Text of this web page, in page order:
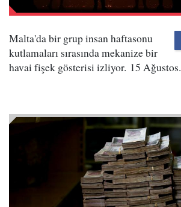
Malta'da bir grup insan haftasonu
kutlamaları sırasında mekanize bir
havai fişek gösterisi izliyor. 15 Ağustos.